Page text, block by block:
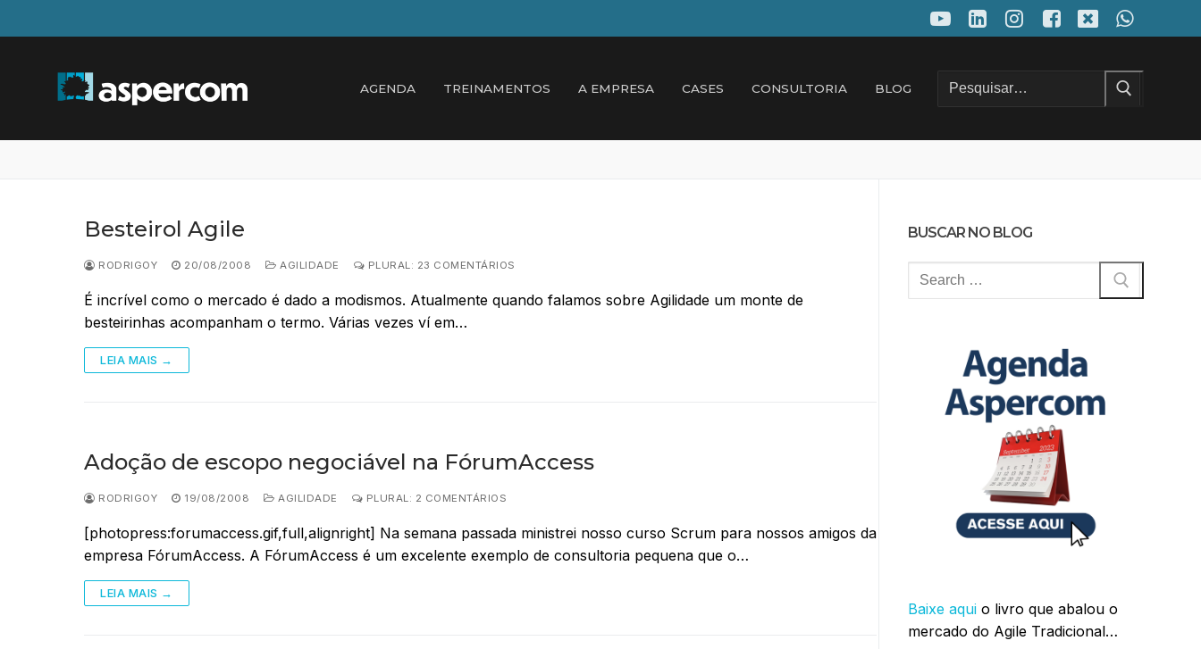
para
conteúdo
AGENDA TREINAMENTOS A EMPRESA CASES CONSULTORIA BLOG
Pesquisar
por:
Besteirol Agile
RODRIGOY 20/08/2008 AGILIDADE PLURAL: 23 COMENTÁRIOS
É incrível como o mercado é dado a modismos. Atualmente quando falamos sobre Agilidade um monte de
besteirinhas acompanham o termo. Várias vezes ví em…
LEIA MAIS →
Adoção de escopo negociável na FórumAccess
RODRIGOY 19/08/2008 AGILIDADE PLURAL: 2 COMENTÁRIOS
[photopress:forumaccess.gif,full,alignright] Na semana passada ministrei nosso curso Scrum para nossos amigos da
empresa FórumAccess. A FórumAccess é um excelente exemplo de consultoria pequena que o…
LEIA MAIS →
BUSCAR NO BLOG
Pesquisar
por:
Baixe aqui o livro que abalou o
mercado do Agile Tradicional…